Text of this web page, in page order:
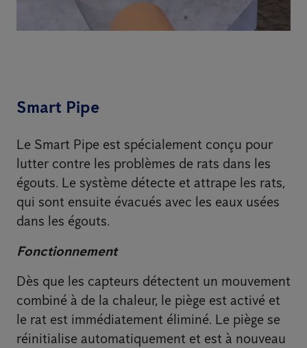
Smart Pipe
Le Smart Pipe est spécialement conçu pour
lutter contre les problèmes de rats dans les
égouts. Le système détecte et attrape les rats,
qui sont ensuite évacués avec les eaux usées
dans les égouts.
Fonctionnement
Dès que les capteurs détectent un mouvement
combiné à de la chaleur, le piège est activé et
le rat est immédiatement éliminé. Le piège se
réinitialise automatiquement et est à nouveau